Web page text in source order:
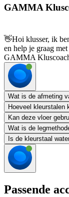
GAMMA
👋Hoi klusser, ik
en help je graag
GAMMA
Wat is de afmeting
Hoeveel kleurstalen
Kan deze vloer
Wat is de
Is de kleurstaal
Passende